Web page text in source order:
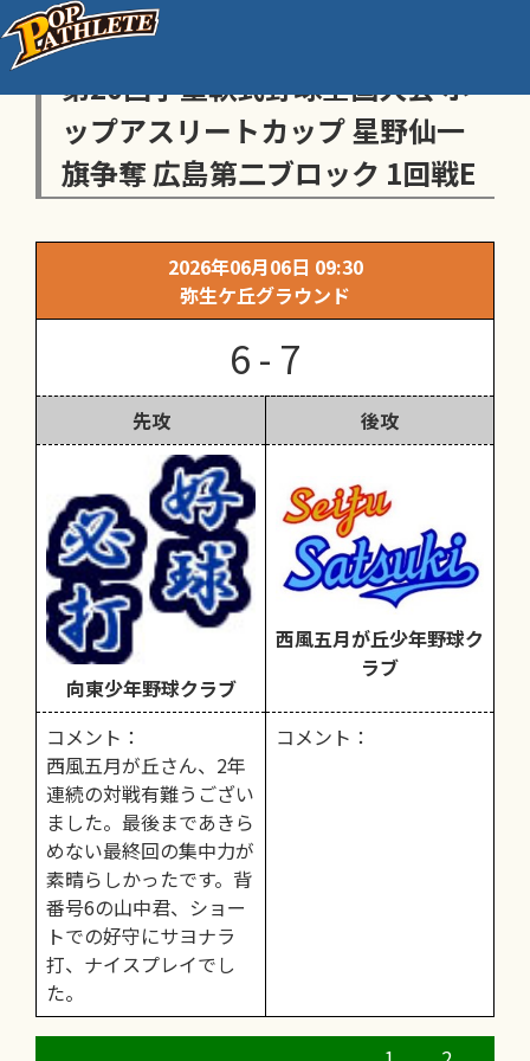
センス・トラストトーナメント
第20回学童軟式野球全国大会 ポ
ップアスリートカップ 星野仙一
旗争奪 広島第二ブロック 1回戦E
2026年06月06日 09:30
弥生ケ丘グラウンド
6 - 7
先攻 後攻
向東少年野球クラブ
西風五月が丘少年野球ク
ラブ
コメント：
西風五月が丘さん、2年
連続の対戦有難うござい
ました。最後まであきら
めない最終回の集中力が
素晴らしかったです。背
番号6の山中君、ショー
トでの好守にサヨナラ
打、ナイスプレイでし
た。
コメント：